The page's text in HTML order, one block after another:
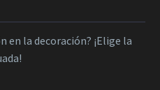
en la decoración? ¡Elige la